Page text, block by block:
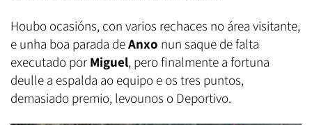
Houbo ocasións, con varios rechaces no área visitante,
e unha boa parada deAnxo nun saque de falta
executado por Miguel, pero finalmente a fortuna
deulle a espalda ao equipo e os tres puntos,
demasiado premio, levounos o Deportivo.